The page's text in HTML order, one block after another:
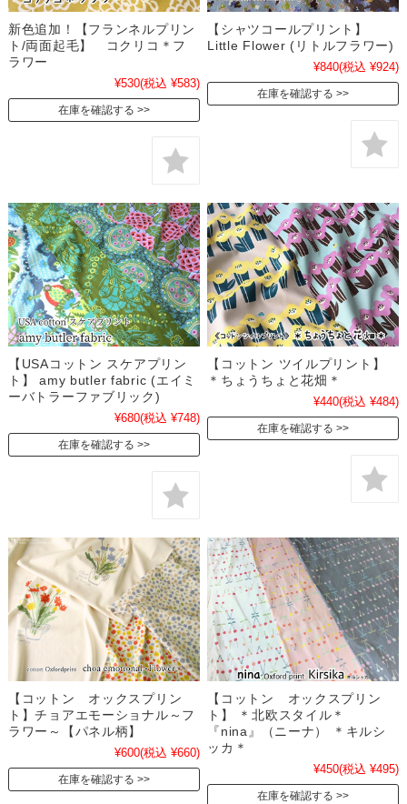
新色追加！【フランネルプリン
ト/両面起毛】 コクリコ＊フ
ラワー
¥530(税込 ¥583)
在庫を確認する
【シャツコールプリント】
Little Flower (リトルフラワー)
¥840(税込 ¥924)
在庫を確認する
【USAコットン スケアプリン
ト】 amy butler fabric (エイミ
ーバトラーファブリック)
¥680(税込 ¥748)
在庫を確認する
【コットン ツイルプリント】
＊ちょうちょと花畑＊
¥440(税込 ¥484)
在庫を確認する
【コットン オックスプリン
ト】チョアエモーショナル～フ
ラワー～【パネル柄】
¥600(税込 ¥660)
在庫を確認する
【コットン オックスプリン
ト】 ＊北欧スタイル＊
『nina』（ニーナ） ＊キルシ
ッカ＊
¥450(税込 ¥495)
在庫を確認する